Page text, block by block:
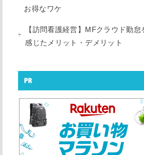
お得なワケ
【訪問看護経営】MFクラウド勤怠
感じたメリット・デメリット
PR